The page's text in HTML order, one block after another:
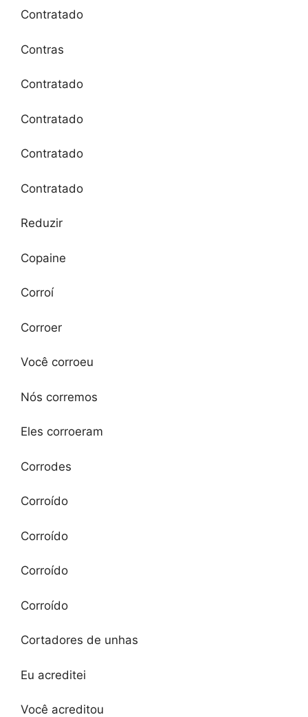
Contratado
Contras
Contratado
Contratado
Contratado
Contratado
Reduzir
Copaine
Corroí
Corroer
Você corroeu
Nós corremos
Eles corroeram
Corrodes
Corroído
Corroído
Corroído
Corroído
Cortadores de unhas
Eu acreditei
Você acreditou